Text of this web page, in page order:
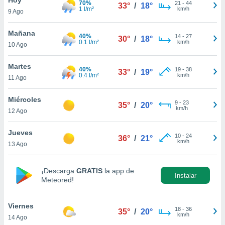
en
más
nuestra
de
aceptar
de
9 Ago
70%
1 l/m²
33° / 18° 21 - 44
km/h
Mañana
10 Ago
40%
0.1 l/m²
30° / 18° 14- 27
km/h
Martes
11 Ago
40%
0.4 l/m²
33° / 19° 19- 38
km/h
Miércoles
12 Ago
35° / 20° 9- 23
km/h
Jueves
13 Ago
36° / 21° 10- 24
km/h
¡Descarga GRATIS la app de
Meteored!
Instalar
Viernes
14 Ago
35° / 20° 18- 36
km/h